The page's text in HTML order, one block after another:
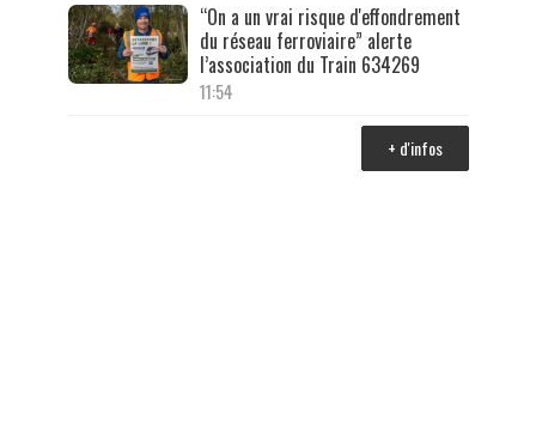
“On a un vrai risque d'effondrement
du réseau ferroviaire” alerte
l’association du Train 634269
11:54
+ d'infos